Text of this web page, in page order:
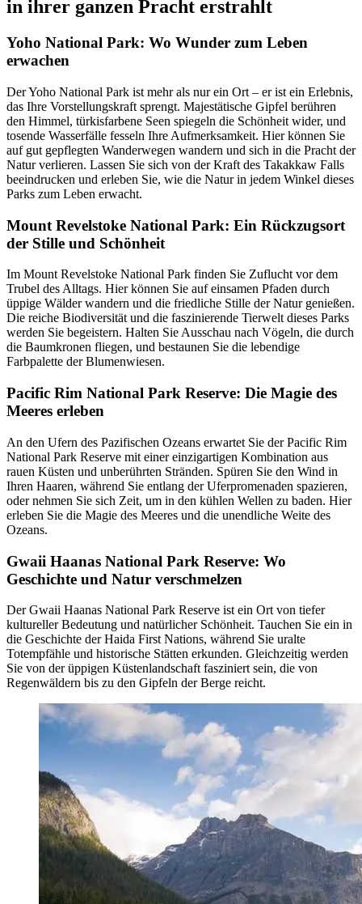
in ihrer ganzen Pracht erstrahlt
Yoho National Park: Wo Wunder zum Leben
erwachen
Der Yoho National Park ist mehr als nur ein Ort – er ist ein Erlebnis,
das Ihre Vorstellungskraft sprengt. Majestätische Gipfel berühren
den Himmel, türkisfarbene Seen spiegeln die Schönheit wider, und
tosende Wasserfälle fesseln Ihre Aufmerksamkeit. Hier können Sie
auf gut gepflegten Wanderwegen wandern und sich in die Pracht der
Natur verlieren. Lassen Sie sich von der Kraft des Takakkaw Falls
beeindrucken und erleben Sie, wie die Natur in jedem Winkel dieses
Parks zum Leben erwacht.
Mount Revelstoke National Park: Ein Rückzugsort
der Stille und Schönheit
Im Mount Revelstoke National Park finden Sie Zuflucht vor dem
Trubel des Alltags. Hier können Sie auf einsamen Pfaden durch
üppige Wälder wandern und die friedliche Stille der Natur genießen.
Die reiche Biodiversität und die faszinierende Tierwelt dieses Parks
werden Sie begeistern. Halten Sie Ausschau nach Vögeln, die durch
die Baumkronen fliegen, und bestaunen Sie die lebendige
Farbpalette der Blumenwiesen.
Pacific Rim National Park Reserve: Die Magie des
Meeres erleben
An den Ufern des Pazifischen Ozeans erwartet Sie der Pacific Rim
National Park Reserve mit einer einzigartigen Kombination aus
rauen Küsten und unberührten Stränden. Spüren Sie den Wind in
Ihren Haaren, während Sie entlang der Uferpromenaden spazieren,
oder nehmen Sie sich Zeit, um in den kühlen Wellen zu baden. Hier
erleben Sie die Magie des Meeres und die unendliche Weite des
Ozeans.
Gwaii Haanas National Park Reserve: Wo
Geschichte und Natur verschmelzen
Der Gwaii Haanas National Park Reserve ist ein Ort von tiefer
kultureller Bedeutung und natürlicher Schönheit. Tauchen Sie ein in
die Geschichte der Haida First Nations, während Sie uralte
Totempfähle und historische Stätten erkunden. Gleichzeitig werden
Sie von der üppigen Küstenlandschaft fasziniert sein, die von
Regenwäldern bis zu den Gipfeln der Berge reicht.